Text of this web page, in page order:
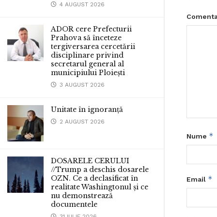
4 AUGUST 2026
ADOR cere Prefecturii
Prahova să înceteze
tergiversarea cercetării
disciplinare privind
secretarul general al
municipiului Ploiești
3 AUGUST 2026
Unitate în ignoranță
2 AUGUST 2026
DOSARELE CERULUI
//Trump a deschis dosarele
OZN. Ce a declasificat în
realitate Washingtonul și ce
nu demonstrează
documentele
Nume *
Email *